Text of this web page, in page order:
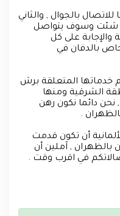
للاتصال بالجوال , والثاني
شئت وسوف يتواصل
والإجابة على كل
بالدفان في
خدماتها المتعلقة برش
الشرقية ومنها
, نحن دائما نكون رهن
.
أن تكون قدمت
, آملين أن
في اقرب وقت .